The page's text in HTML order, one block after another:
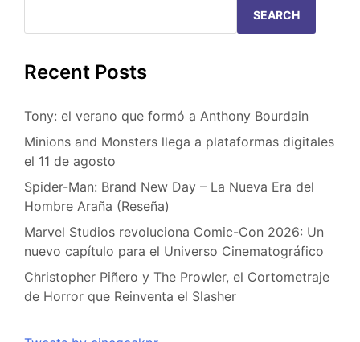
SEARCH
Recent Posts
Tony: el verano que formó a Anthony Bourdain
Minions and Monsters llega a plataformas digitales
el 11 de agosto
Spider-Man: Brand New Day – La Nueva Era del
Hombre Araña (Reseña)
Marvel Studios revoluciona Comic-Con 2026: Un
nuevo capítulo para el Universo Cinematográfico
Christopher Piñero y The Prowler, el Cortometraje
de Horror que Reinventa el Slasher